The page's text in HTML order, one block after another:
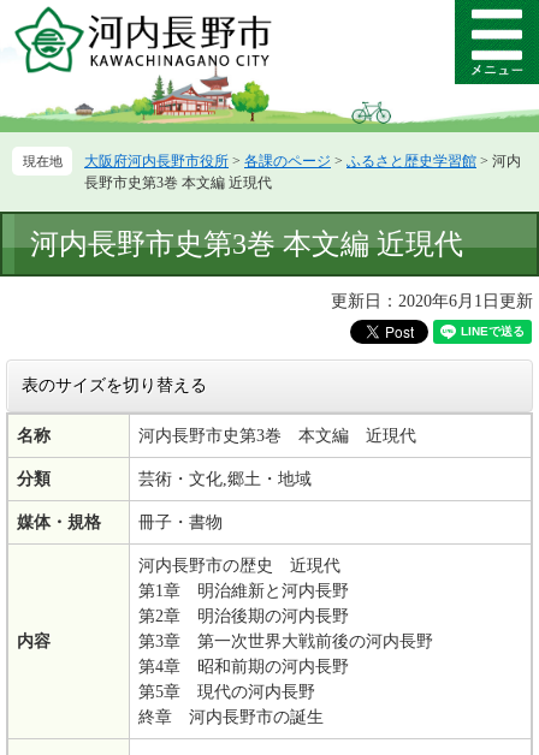
ー
先
ニ
を
て
メ
ニ
ー
大阪府河内長野市役所 > 各課のページ > ふるさと歴史学習館 > 河内
長野市史第3巻 本文編 近現代
文
河内長野市史第3巻 本文編 近現代
更新日：2020年6月1日更新
表のサイズを切り替える
名称 河内長野市史第3巻 本文編 近現代
分類 芸術・文化,郷土・地域
媒体・規格 冊子・書物
内容
河内長野市の歴史 近現代
第1章 明治維新と河内長野
第2章 明治後期の河内長野
第3章 第一次世界大戦前後の河内長野
第4章 昭和前期の河内長野
第5章 現代の河内長野
終章 河内長野市の誕生